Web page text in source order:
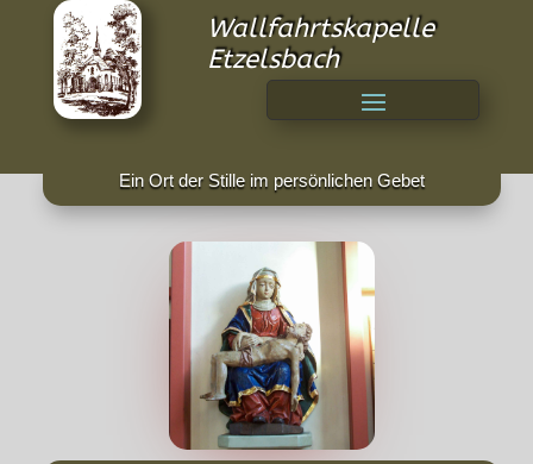
Wallfahrtskapelle
Etzelsbach
Ein Ort der Stille im persönlichen Gebet